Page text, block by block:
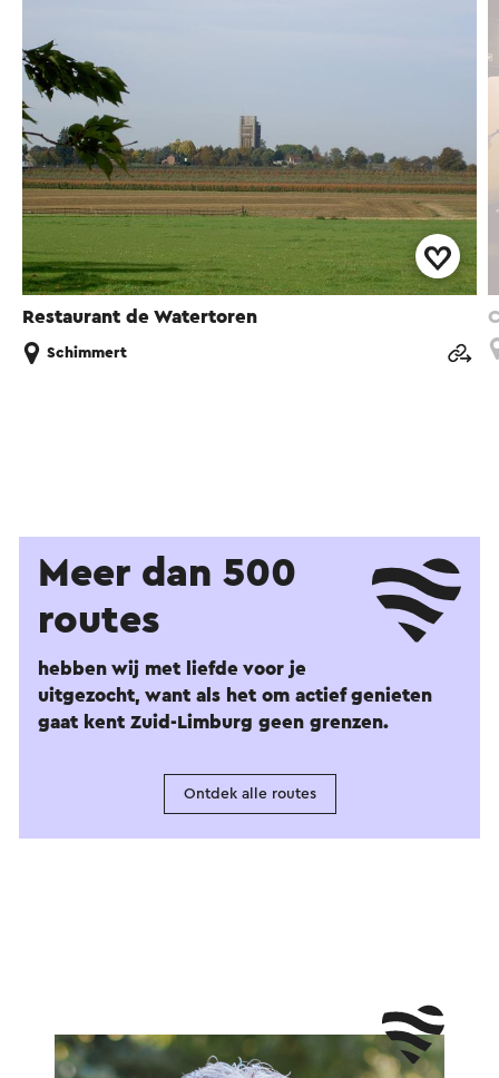
Restaurant de Watertoren
Schimmert
Meer dan 500
routes
hebben wij met liefde voor je
uitgezocht, want als het om actief genieten
gaat kent Zuid-Limburg geen grenzen.
Ontdek alle routes